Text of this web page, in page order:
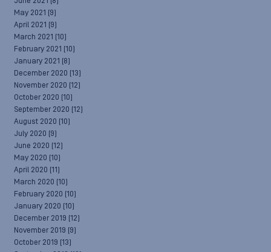
May 2021 (9)
April 2021 (9)
March 2021 (10)
February 2021 (10)
January 2021 (8)
December 2020 (13)
November 2020 (12)
October 2020 (10)
September 2020 (12)
August 2020 (10)
July 2020 (9)
June 2020 (12)
May 2020 (10)
April 2020 (11)
March 2020 (10)
February 2020 (10)
January 2020 (10)
December 2019 (12)
November 2019 (9)
October 2019 (13)